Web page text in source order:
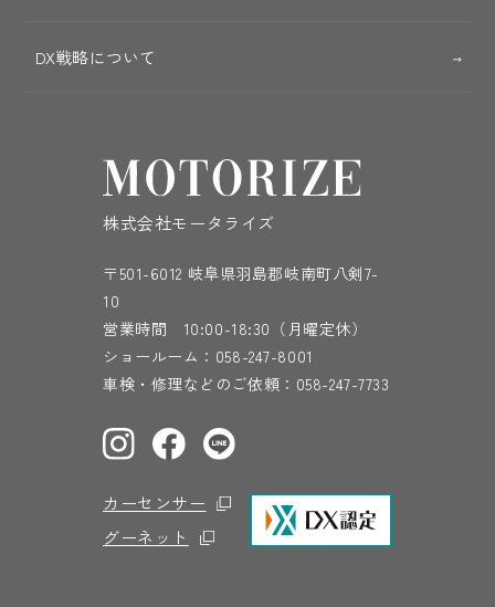
DX戦略について
株式会社モータライズ
〒501-6012 岐阜県羽島郡岐南町八剣7-
10
営業時間 10:00-18:30（月曜定休）
ショールーム： 058-247-8001
車検・修理などのご依頼： 058-247-7733
カーセンサー
グーネット